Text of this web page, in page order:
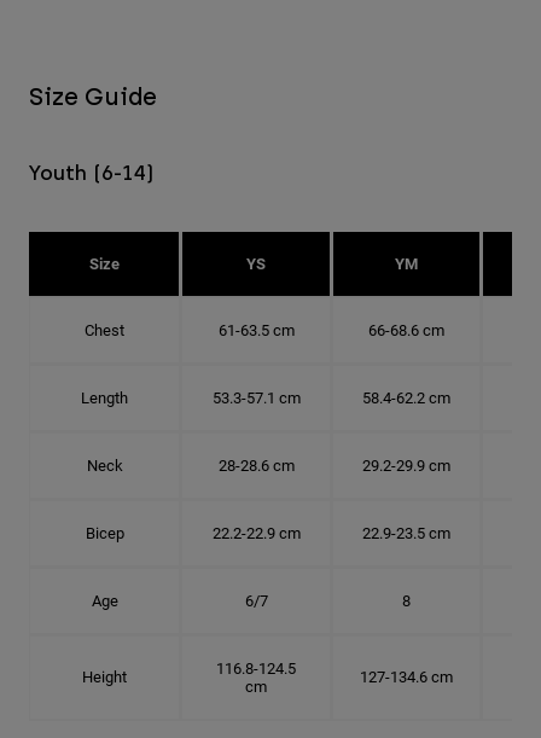
Size Guide
Youth (6-14)
Size YS YM
Chest 61-63.5 cm 66-68.6 cm
Length 53.3-57.1 cm 58.4-62.2 cm
Neck 28-28.6 cm 29.2-29.9 cm
Bicep 22.2-22.9 cm 22.9-23.5 cm
Age 6/7 8
Height
116.8-124.5
cm
127-134.6 cm